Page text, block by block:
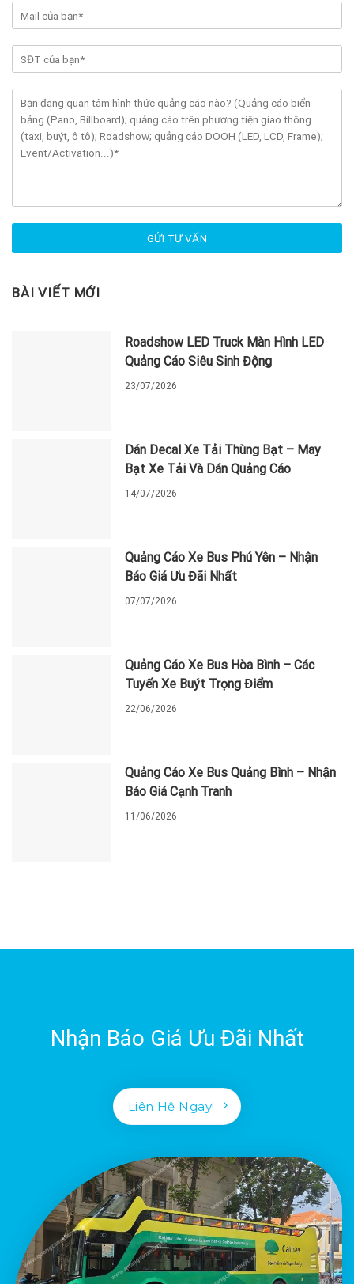
BÀI VIẾT MỚI
Roadshow LED Truck Màn Hình LED
Quảng Cáo Siêu Sinh Động
23/07/2026
Dán Decal Xe Tải Thùng Bạt – May
Bạt Xe Tải Và Dán Quảng Cáo
14/07/2026
Quảng Cáo Xe Bus Phú Yên – Nhận
Báo Giá Ưu Đãi Nhất
07/07/2026
Quảng Cáo Xe Bus Hòa Bình – Các
Tuyến Xe Buýt Trọng Điểm
22/06/2026
Quảng Cáo Xe Bus Quảng Bình – Nhận
Báo Giá Cạnh Tranh
11/06/2026
Nhận Báo Giá Ưu Đãi Nhất
Liên Hệ Ngay!